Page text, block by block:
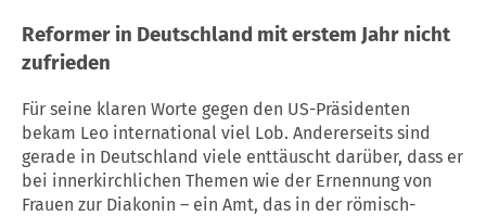
Reformer in Deutschland mit erstem Jahr nicht
zufrieden
Für seine klaren Worte gegen den US-Präsidenten
bekam Leo international viel Lob. Andererseits sind
gerade in Deutschland viele enttäuscht darüber, dass er
bei innerkirchlichen Themen wie der Ernennung von
Frauen zur Diakonin – ein Amt, das in der römisch-